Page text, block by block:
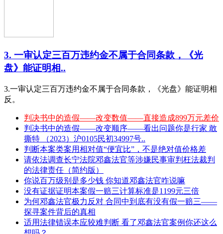
3. 一审认定三百万违约金不属于合同条款，《光
盘》能证明相..
3.一审认定三百万违约金不属于合同条款，《光盘》能证明相
反。
判决书中的造假——改变数值——直接造成899万元差价
判决书中的造假——改变顺序——看出问题你是行家 敢
撕特 （2023）沪0105民初34997号..
判断本案类案用相对值“便宜比”，不是绝对值价格差
请依法调查长宁法院邓鑫法官等涉嫌民事审判枉法裁判
的法律责任（简约版）
你说百万级别是多少钱 你知道邓鑫法官咋说嘛
没有证据证明本案假一赔三计算标准是1199元三倍
为何邓鑫法官极力反对 合同中到底有没有假一赔三——
探寻案件背后的真相
适用法律错误本应较难判断 看了邓鑫法官案例你还这么